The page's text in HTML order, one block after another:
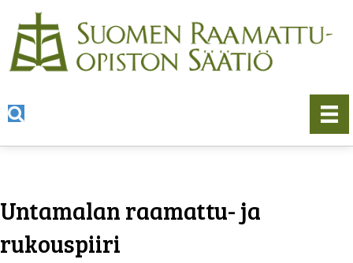
Untamalan raamattu- ja
rukouspiiri